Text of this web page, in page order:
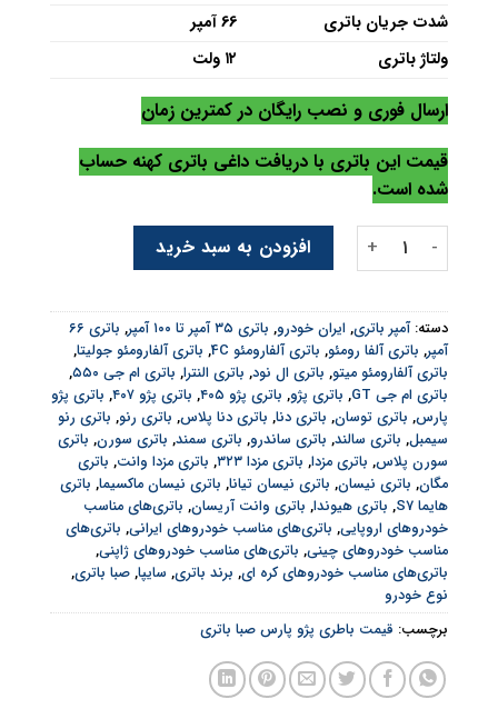
شدت جریان باتری
66 آمپر
ولتاژ باتری
۱۲ ولت
ارسال فوری و نصب رایگان در کمترین زمان
قیمت این باتری با دریافت داغی باتری کهنه حساب
شده است.
باتری سالند 66 آمپر عدد افزودن به سبد خرید
دسته:آمپر باتری, ایران خودرو, باتری ۳۵ آمپر تا ۱۰۰ آمپر ,
باتری ۶۶
آمپر, باتری آلفا رومئو, باتری آلفارومئو 4C , باتری آلفارومئو جولیتا,
باتری آلفارومئو میتو, باتری ال نود, باتری النترا, باتری ام جی ۵۵۰
,
باتری ام جی GT
, باتری پژو, باتری پژو ۴۰۵ , باتری پژو ۴۰۷ , باتری پژو
پارس, باتری توسان, باتری دنا, باتری دنا پلاس, باتری رنو, باتری رنو
سیمبل, باتری سالند, باتری ساندرو, باتری سمند, باتری سورن, باتری
سورن پلاس, باتری مزدا, باتری مزدا ۳۲۳ , باتری مزدا وانت, باتری
مگان, باتری نیسان, باتری نیسان تیانا, باتری نیسان ماکسیما, باتری
هایما S7
, باتری هیوندا, باتری وانت آریسان, باتری‌های مناسب
خودروهای اروپایی, باتری‌های مناسب خودروهای ایرانی, باتری‌های
مناسب خودروهای چینی, باتری‌های مناسب خودروهای ژاپنی,
باتری‌های مناسب خودروهای کره ای, برند باتری, سایپا, صبا باتری,
نوع خودرو
برچسب: قیمت باطری پژو پارس صبا باتری